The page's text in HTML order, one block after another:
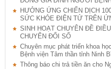
HƯỞNG ỨNG CHIẾN DỊCH
SỨC KHỎE ĐIỆN TỬ TRÊN
SINH HOẠT CHUYÊN ĐỀ
CHUYỂN ĐỔI SỐ
Chuyên mục phát triển khoa
Bệnh viện Tâm thần tỉnh Ninh
Thông báo chi trả tiền ăn cho